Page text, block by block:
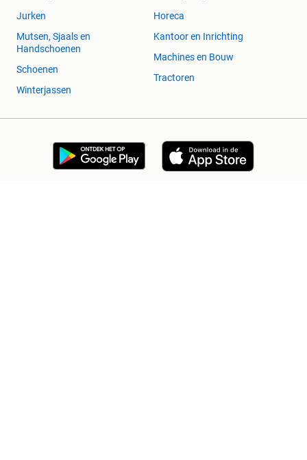
Jurken
Mutsen, Sjaals en
Handschoenen
Schoenen
Winterjassen
Horeca
Kantoor en Inrichting
Machines en Bouw
Tractoren